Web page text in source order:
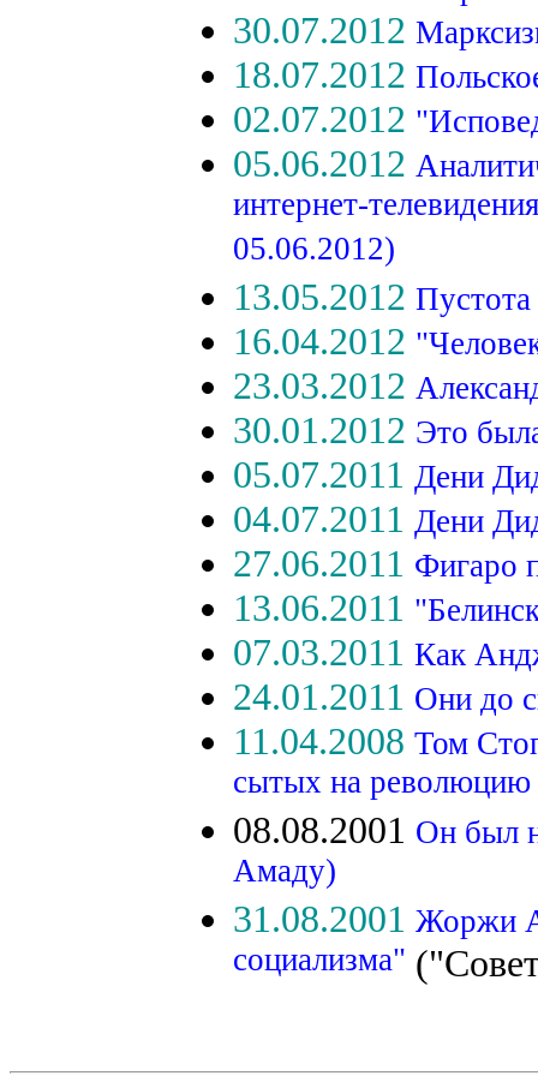
30.07.2012
18.07.2012
02.07.2012
05.06.2012
интернет-
05.06.2012)
13.05.2012
16.04.2012
23.03.2012
30.01.2012 Это
05.07.2011 Дени
04.07.2011 Дени
27.06.2011 Фигаро
13.06.2011
07.03.2011 Как
24.01.2011 Они до
11.04.2008 Том
сытых на революцию
08.08.2001 Он был
Амаду)
31.08.2001 Жоржи
социализма"